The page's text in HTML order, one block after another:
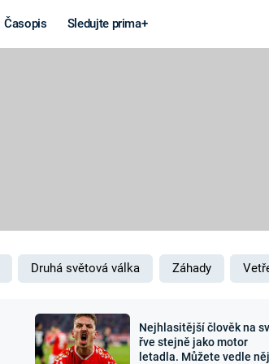
Časopis Sledujte prima+
MARS
Záhady a
Druhá světová válka Záhady
Nejhlasitější člověk na
řve stejně jako motor
letadla. Můžete vedle něj